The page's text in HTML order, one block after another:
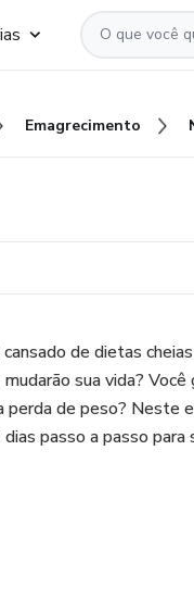
Emagrecimento
de dietas
sua vida?
perda de peso? Neste
passo a passo